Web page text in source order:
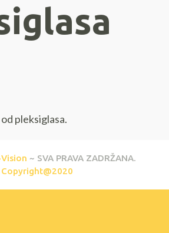
pleksiglasa.
Vision ~ SVA PRAVA ZADRŽANA.
Copyright@2020